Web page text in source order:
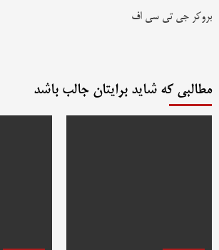
بروکر جی تی سی اف
مطالبی که شاید برایتان جالب باشد